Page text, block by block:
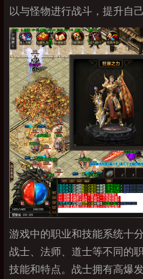
以与怪物进行战斗，提升自
游戏中的职业和技能系统十
战士、法师、道士等不同的
技能和特点。战士拥有高爆